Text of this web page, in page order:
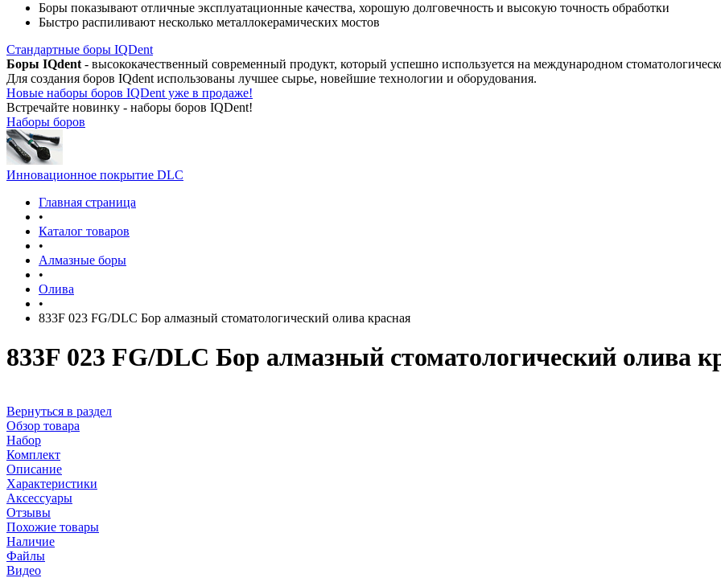
Боры показывают отличные эксплуатационные качества, хорошую долговечность и высокую точность обработки
Быстро распиливают несколько металлокерамических мостов
Стандартные боры IQDent
Боры IQdent - высококачественный современный продукт, который успешно используется на международном
Для создания боров IQdent использованы лучшее сырье, новейшие технологии и оборудования.
Новые наборы боров IQDent уже в продаже!
Встречайте новинку - наборы боров IQDent!
Наборы боров
Инновационное покрытие DLC
Главная страница
•
Каталог товаров
•
Алмазные боры
•
Олива
•
833F 023 FG/DLC Бор алмазный стоматологический олива красная
833F 023 FG/DLC Бор алмазный стоматологический олива
Вернуться в раздел
Обзор товара
Набор
Комплект
Описание
Характеристики
Аксессуары
Отзывы
Похожие товары
Наличие
Файлы
Видео